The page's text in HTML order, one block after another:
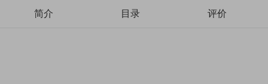
简介 目录 评价